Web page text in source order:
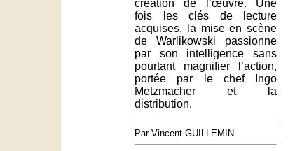
création de l’œuvre. Une
fois les clés de lecture
acquises, la mise en scène
de Warlikowski passionne
par son intelligence sans
pourtant magnifier l’action,
portée par le chef Ingo
Metzmacher et la
distribution.
Par Vincent GUILLEMIN